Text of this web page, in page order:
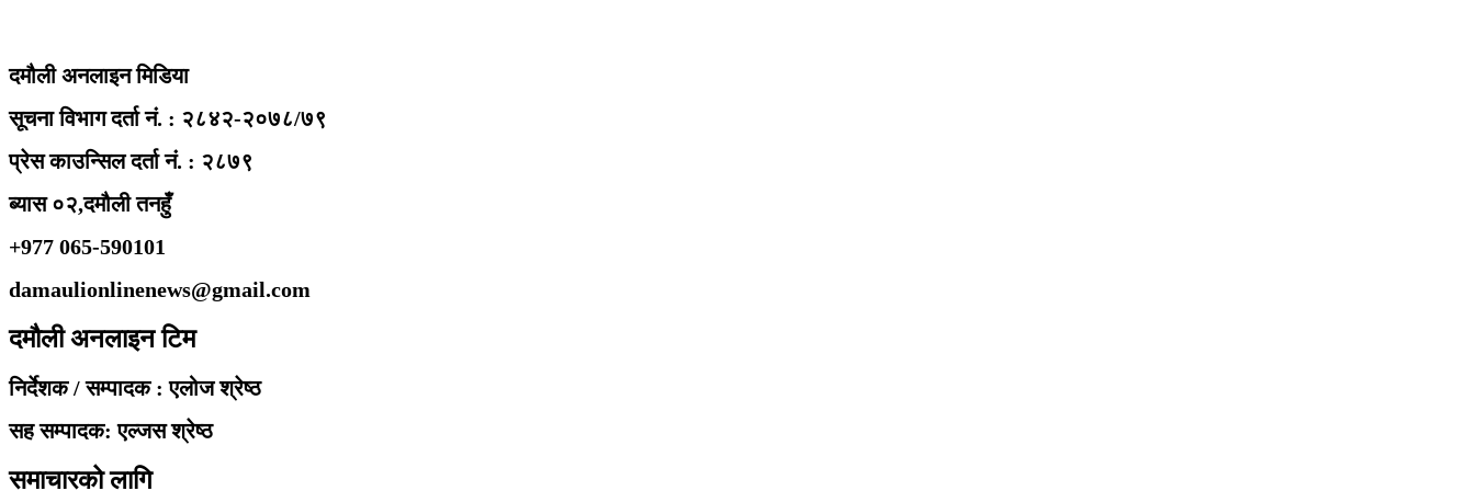
दमौली अनलाइन मिडिया
सूचना विभाग दर्ता नं. : २८४२-२०७८/७९
प्रेस काउन्सिल दर्ता नं. : २८७९
ब्यास ०२,दमौली तनहुँ
+977 065-590101
damaulionlinenews@gmail.com
दमौली अनलाइन टिम
निर्देशक / सम्पादक : एलोज श्रेष्ठ
सह सम्पादक: एल्जस श्रेष्ठ
समाचारको लागि